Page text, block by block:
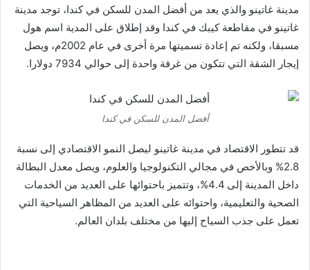
مدينة غاتينو والذي يعد من أفضل المدن للسكن في كندا، توجد مدينة
غاتينو في مقاطعة كيبك في كندا وقد إطلاق على المدية اسم هول
مسبقا، ولكنه تم إعادة تسميتها مرة أخرى في عام 2002م، ويصل
إيجار الشقة التي تتكون من غرفة واحدة إلى حوالي 7934 دولارا.
أفضل المدن للسكن في كندا
قد تتطور الاقتصاد في مدينة غاتينو ليصل النمو الاقتصادي إلى نسبة
2.8% وبالأخص في مجالي التكنولوجيا والعلوم، ويصل معدل البطالة
داخل المدينة إلى 4.4%، وتتميز باحتوائها على العديد من الخدمات
الصحية والتعليمية، واحتوائه على العديد من المظاهر السياحية التي
تعمل على جذب السياح إليها من مختلف بلدان العالم.